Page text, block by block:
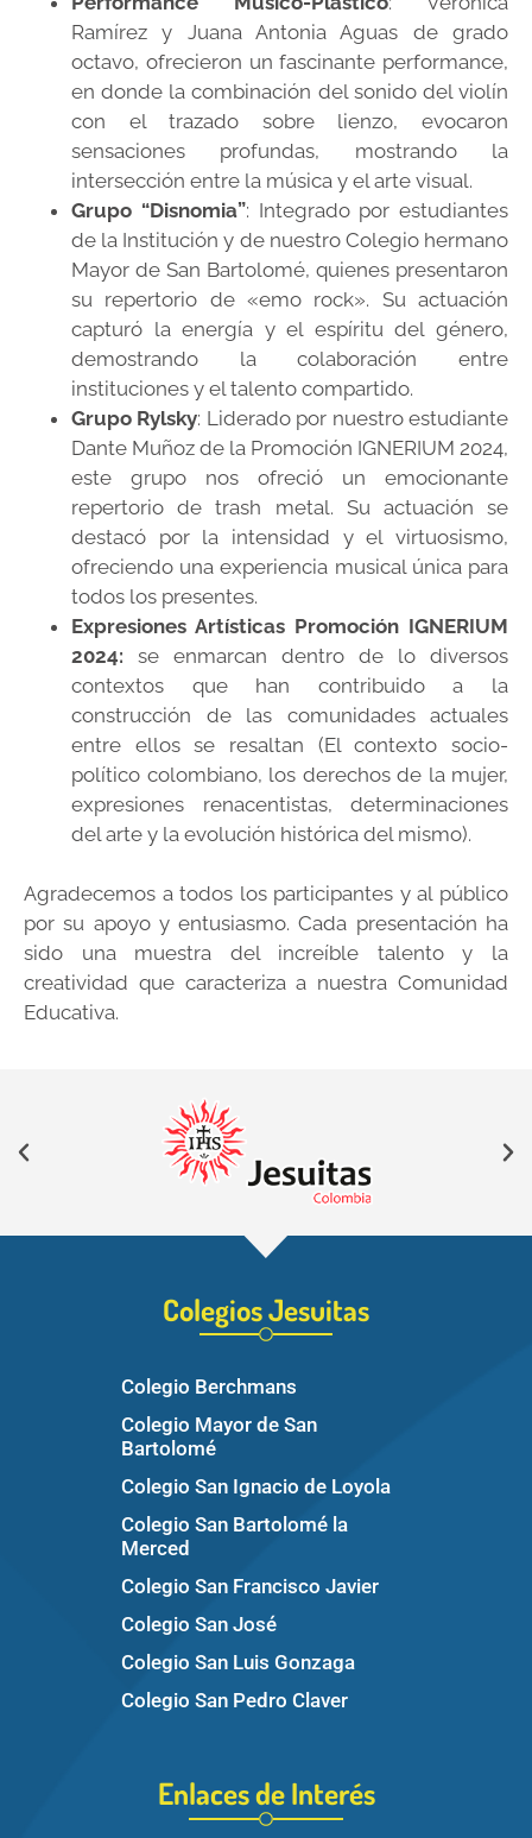
Ramírez y Juana Antonia Aguas de grado
octavo, ofrecieron un fascinante performance,
en donde la combinación del sonido del violín
con el trazado sobre lienzo, evocaron
sensaciones profundas, mostrando la
intersección entre la música y el arte visual.
Grupo “Disnomia”: Integrado por estudiantes
de la Institución y de nuestro Colegio hermano
Mayor de San Bartolomé, quienes presentaron
su repertorio de «emo rock». Su actuación
capturó la energía y el espíritu del género,
demostrando la colaboración entre
instituciones y el talento compartido.
Grupo Rylsky: Liderado por nuestro estudiante
Dante Muñoz de la Promoción IGNERIUM 2024,
este grupo nos ofreció un emocionante
repertorio de trash metal. Su actuación se
destacó por la intensidad y el virtuosismo,
ofreciendo una experiencia musical única para
todos los presentes.
Expresiones Artísticas Promoción IGNERIUM
2024: se enmarcan dentro de lo diversos
contextos que han contribuido a la
construcción de las comunidades actuales
entre ellos se resaltan (El contexto socio-
político colombiano, los derechos de la mujer,
expresiones renacentistas, determinaciones
del arte y la evolución histórica del mismo).
Agradecemos a todos los participantes y al público
por su apoyo y entusiasmo. Cada presentación ha
sido una muestra del increíble talento y la
creatividad que caracteriza a nuestra Comunidad
Educativa.
Colegios Jesuitas
Colegio Berchmans
Colegio Mayor de San
Bartolomé
Colegio San Ignacio de Loyola
Colegio San Bartolomé la
Merced
Colegio San Francisco Javier
Colegio San José
Colegio San Luis Gonzaga
Colegio San Pedro Claver
Enlaces de Interés